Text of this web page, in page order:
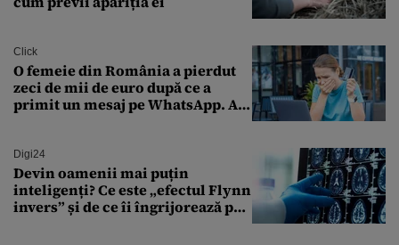
Click
O femeie din România a pierdut
zeci de mii de euro după ce a
primit un mesaj pe WhatsApp. A
Digi24
Devin oamenii mai puțin
inteligenți? Ce este „efectul Flynn
invers” și de ce îi îngrijorează pe